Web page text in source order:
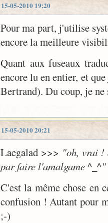
15-05-2010 19:20
Pour ma part, j'utilise
encore la meilleure
Quant aux fuseaux
encore lu en entier, et
Bertrand). Du coup, je ne
15-05-2010 20:21
Laegalad >>> "oh, vrai !
par faire l'amalgame ^_^"
C'est la même chose en
confusion ! Autant pour
;-)